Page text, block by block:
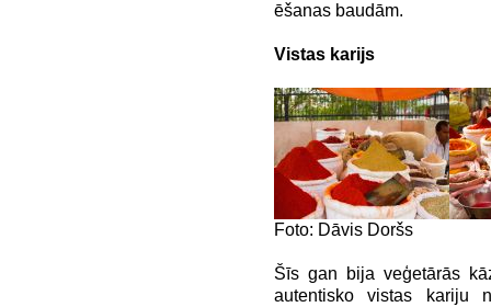
ēšanas baudām.
Vistas karijs
Foto: Dāvis Doršs
Šīs gan bija veģetārās
autentisko vistas kariju